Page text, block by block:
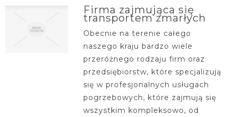
Firma zajmująca się
transportem zmarłych
Obecnie na terenie całego
naszego kraju bardzo wiele
przeróżnego rodzaju firm oraz
przedsiębiorstw, które specjalizują
się w profesjonalnych usługach
pogrzebowych, które zajmują się
wszystkim kompleksowo, od